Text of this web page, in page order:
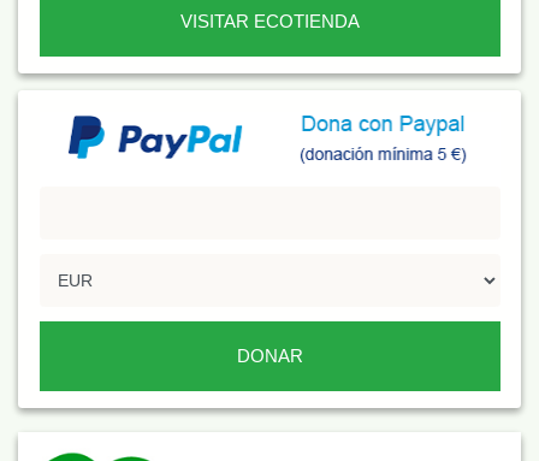
VISITAR ECOTIENDA